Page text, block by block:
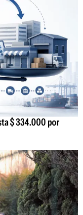
$ 334.000 por